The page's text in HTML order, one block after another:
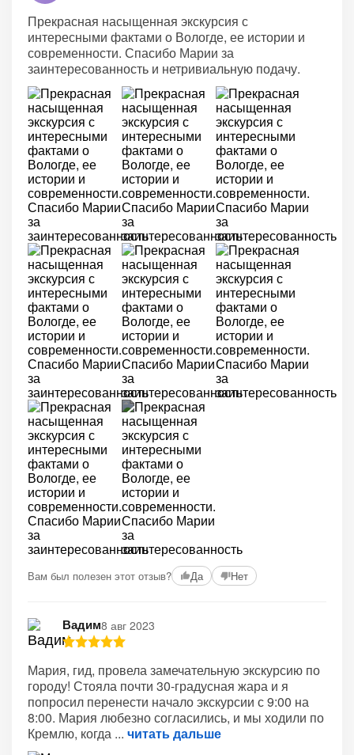
Прекрасная насыщенная экскурсия с
интересными фактами о Вологде, ее истории и
современности. Спасибо Марии за
заинтересованность и нетривиальную подачу.
Вам был полезен этот отзыв? Да Нет
Вадим8 авг 2023
Мария, гид, провела замечательную экскурсию по
городу! Стояла почти 30-градусная жара и я
попросил перенести начало экскурсии с 9:00 на
8:00. Мария любезно согласились, и мы ходили по
Кремлю, когда
читать дальше